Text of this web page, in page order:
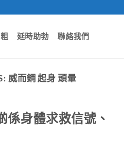
延時助勃 聯絡我們
威而鋼 起身 頭暈
係身體求救信號、